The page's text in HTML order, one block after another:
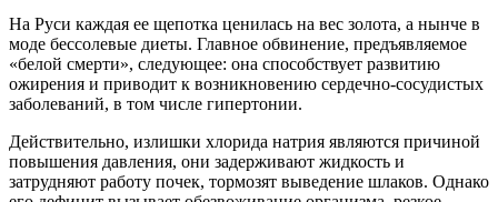
На Руси каждая ее щепотка ценилась на вес золота, а нынче в
моде бессолевые диеты. Главное обвинение, предъявляемое
«белой смерти», следующее: она способствует развитию
ожирения и приводит к возникновению сердечно-сосудистых
заболеваний, в том числе гипертонии.
Действительно, излишки хлорида натрия являются причиной
повышения давления, они задерживают жидкость и
затрудняют работу почек, тормозят выведение шлаков. Однако